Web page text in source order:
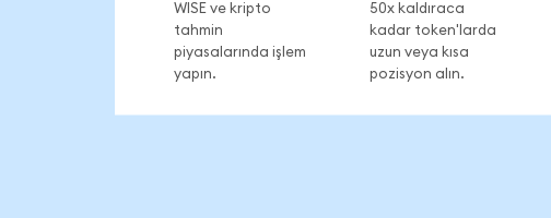
WISE ve kripto
tahmin
piyasalarında işlem
yapın.
50x kaldıraca
kadar token'larda
uzun veya kısa
pozisyon alın.